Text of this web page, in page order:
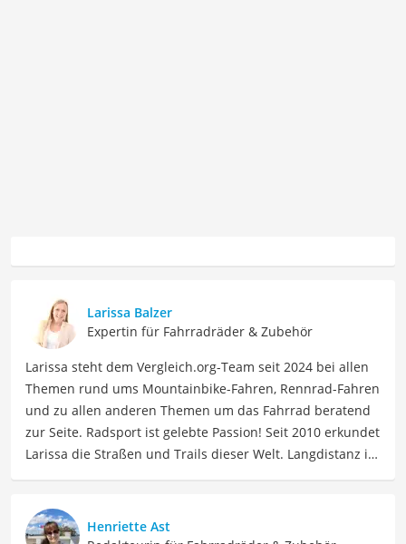
Larissa Balzer
Expertin für Fahrradräder & Zubehör
Larissa steht dem Vergleich.org-Team seit 2024 bei allen
Themen rund ums Mountainbike-Fahren, Rennrad-Fahren
und zu allen anderen Themen um das Fahrrad beratend
zur Seite. Radsport ist gelebte Passion! Seit 2010 erkundet
Larissa die Straßen und Trails dieser Welt. Langdistanz ist
Beruflich ist Larissa Coach, Sportmentaltrainerin, Social
Henriette Ast